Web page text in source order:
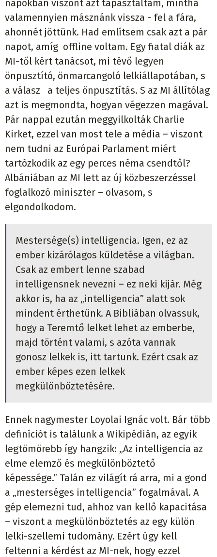
napokban viszont azt tapasztaltam, mintha
valamennyien másznánk vissza - fel a fára,
ahonnét jöttünk. Had említsem csak azt a pár
napot, amíg offline voltam. Egy fiatal diák az
MI-től kért tanácsot, mi tévő legyen
önpusztító, önmarcangoló lelkiállapotában, s
a válasz a teljes önpusztítás. S az MI állítólag
azt is megmondta, hogyan végezzen magával.
Pár nappal ezután meggyilkolták Charlie
Kirket, ezzel van most tele a média – viszont
nem tudni az Európai Parlament miért
tartózkodik az egy perces néma csendtől?
Albániában az MI lett az új közbeszerzéssel
foglalkozó miniszter – olvasom, s
elgondolkodom.
Mestersége(s) intelligencia. Igen, ez az
ember kizárólagos küldetése a világban.
Csak az embert lenne szabad
intelligensnek nevezni – ez neki kijár. Még
akkor is, ha az „intelligencia” alatt sok
mindent érthetünk. A Bibliában olvassuk,
hogy a Teremtő lelket lehet az emberbe,
majd történt valami, s azóta vannak
gonosz lelkek is, itt tartunk. Ezért csak az
ember képes ezen lelkek
megkülönböztetésére.
Ennek nagymester Loyolai Ignác volt. Bár több
definíciót is találunk a Wikipédián, az egyik
legtömörebb így hangzik: „Az intelligencia az
elme elemző és megkülönböztető
képessége.” Talán ez világít rá arra, mi a gond
a „mesterséges intelligencia” fogalmával. A
gép elemezni tud, ahhoz van kellő kapacitása
– viszont a megkülönböztetés az egy külön
lelki-szellemi tudomány. Ezért úgy kell
feltenni a kérdést az MI-nek, hogy ezzel